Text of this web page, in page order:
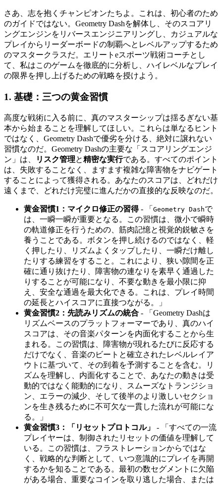
さあ、志を抱くチャンピオンたちよ。これは、初心者のため
のガイドではない。Geometry Dashを解体し、そのスコアリ
ングエンジンをリバースエンジニアリングし、カジュアルな
プレイからリーダーボードの制覇へとレベルアップするため
のマスタークラスだ。エリートeスポーツ戦術コーチとし
て、私はこのゲームを徹底的に分析し、ハイレベルなプレイ
の限界を押し上げるための戦略を授けよう。
1. 基礎：三つの黄金習慣
高度な戦術に入る前に、真のマスターシップは揺るぎない基
本から始まることを理解してほしい。これらは単なるヒント
ではなく、Geometry Dashで優劣を分ける、絶対に譲れない
習慣なのだ。Geometry Dashの主要な「スコアリングエンジ
ン」は、
リスク管理と精密な実行である。すべてのポイント
は、失敗することなく、ますます複雑な障害物をナビゲート
することによって獲得される。あなたのスコアは、どれだけ
遠くまで、どれだけ完璧に進んだかの直接的な反映なのだ。
黄金習慣1：マイクロ修正の習得- 「 Geometry Dashで
は、一瞬一瞬が重要となる。この習慣は、微小で瞬時
の軌道修正を行うための、筋肉記憶と視覚的鋭敏さを
養うことである。ボタンを押し続けるのではなく、軽
く押したり、リズムよくタップしたり、一瞬だけ離し
たりする練習をすること。これにより、狭い隙間を正
確に通り抜けたり、障害物の連なりを素早く通過した
りすることが可能になり、不要な動きを最小限に抑
え、安全な通過を最大化できる。これは、プレイ時間
の延長とハイスコアに直接つながる。」
黄金習慣2：先読みリズムの統合 - 「Geometry Dashは
リズムベースのプラットフォーマーであり、真のハイ
スコアは、その音楽パターンを内面化することから生
まれる。この習慣は、障害物が現れるたびに反応する
だけでなく、音楽のビートと確立されたレベルレイア
ウトに基づいて、その到着を予測することを含む。リ
ズムを理解し、内面化することで、あなたの動きは受
動的ではなく能動的になり、スムーズなトランジショ
ン、エラーの減少、そして後半のより激しいセクショ
ンを生き残るために不可欠な一貫した流れが可能にな
る。」
黄金習慣3：「リセットプロトコル」
- 「すべての一流
プレイヤーは、制御されたリセットの価値を理解して
いる。この習慣は、フラストレーションからではな
く、戦略的な判断として、いつ意識的にプレイを再開
するかを知ることである。最初の数セグメントに欠陥
がある場合、重要なコインを取り逃した場合、または